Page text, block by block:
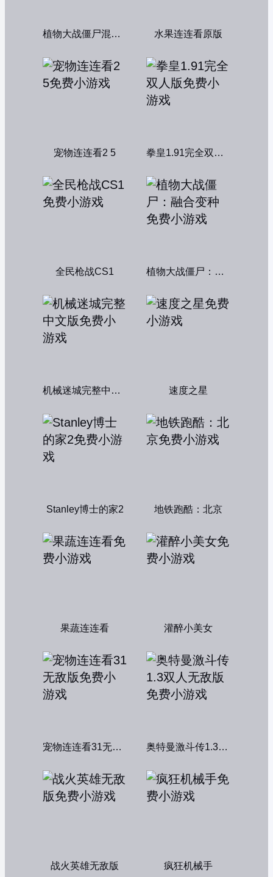
植物大战僵尸混合版 水果连连看原版
宠物连连看2 5 拳皇1.91完全双人版
全民枪战CS1 植物大战僵尸：融合变种
机械迷城完整中文版 速度之星
Stanley博士的家2 地铁跑酷：北京
果蔬连连看 灌醉小美女
宠物连连看31无敌版 奥特曼激斗传1.3双人无敌版
战火英雄无敌版 疯狂机械手